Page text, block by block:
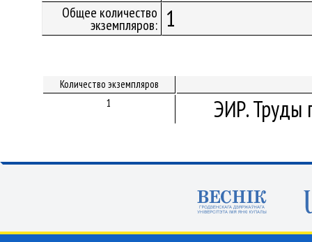
Общее количество
экземпляров: 1
Количество экземпляров
1
ЭИР. Труды